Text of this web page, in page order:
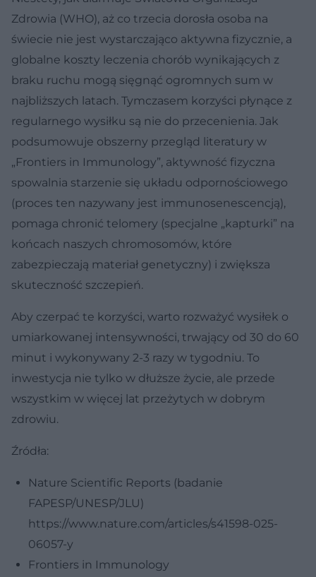
Zdrowia (WHO), aż co trzecia dorosła osoba na
świecie nie jest wystarczająco aktywna fizycznie, a
globalne koszty leczenia chorób wynikających z
braku ruchu mogą sięgnąć ogromnych sum w
najbliższych latach. Tymczasem korzyści płynące z
regularnego wysiłku są nie do przecenienia. Jak
podsumowuje obszerny przegląd literatury w
„Frontiers in Immunology”, aktywność fizyczna
spowalnia starzenie się układu odpornościowego
(proces ten nazywany jest immunosenescencją),
pomaga chronić telomery (specjalne „kapturki” na
końcach naszych chromosomów, które
zabezpieczają materiał genetyczny) i zwiększa
skuteczność szczepień.
Aby czerpać te korzyści, warto rozważyć wysiłek o
umiarkowanej intensywności, trwający od 30 do 60
minut i wykonywany 2-3 razy w tygodniu. To
inwestycja nie tylko w dłuższe życie, ale przede
wszystkim w więcej lat przeżytych w dobrym
zdrowiu.
Źródła:
Nature Scientific Reports (badanie
FAPESP/UNESP/JLU)
https://www.nature.com/articles/s41598-025-
06057-y
Frontiers in Immunology